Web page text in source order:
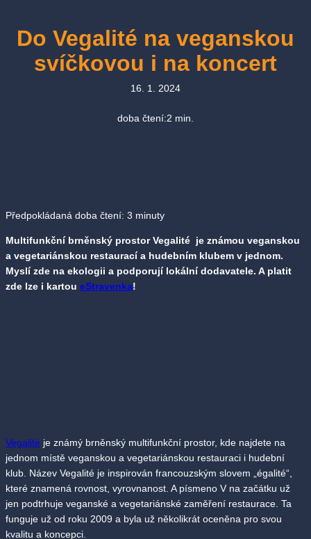
Do Vegalité na veganskou
svíčkovou i na koncert
16. 1. 2024
doba čtení:2 min.
Předpokládaná doba čtení: 3 minuty
Multifunkční brněnský prostor Vegalité je známou veganskou
a vegetariánskou restaurací a hudebním klubem v jednom.
Myslí zde na ekologii a podporují lokální dodavatele. A platit
zde lze i kartou eStravenka!
Vegalité je známý brněnský multifunkční prostor, kde najdete na
jednom místě veganskou a vegetariánskou restauraci i hudební
klub. Název Vegalité je inspirován francouzským slovem „égalité“,
které znamená rovnost, vyrovnanost. A písmeno V na začátku už
jen podtrhuje veganské a vegetariánské zaměření restaurace. Ta
funguje už od roku 2009 a byla už několikrát oceněna pro svou
kvalitu a koncepci.